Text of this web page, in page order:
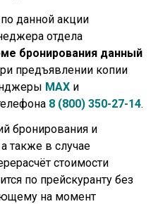
данной акции
отдела
бронирования данный
предъявлении копии
MAX и
8 (800) 350-27-14.
бронирования и
также в случае
стоимости
по прейскуранту без
на момент